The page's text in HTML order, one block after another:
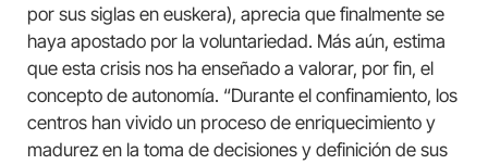
por sus siglas en euskera), aprecia que finalmente se
haya apostado por la voluntariedad. Más aún, estima
que esta crisis nos ha enseñado a valorar, por fin, el
concepto de autonomía. “Durante el confinamiento, los
centros han vivido un proceso de enriquecimiento y
madurez en la toma de decisiones y definición de sus